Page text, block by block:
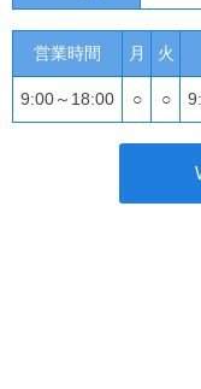
営業時間 月 火
9:00～18:00 ○ ○